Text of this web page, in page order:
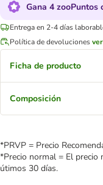
Gana 4 zooPuntos
Entrega en 2-4 días
Política de devoluciones
Ficha de producto
Composición
*PRVP = Precio
*Precio normal = El precio
útimos 30 días.